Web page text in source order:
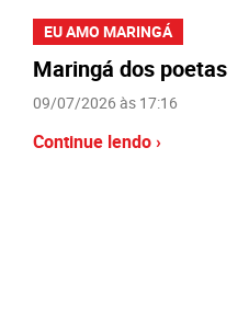
EU AMO MARINGÁ
Maringá dos poetas
09/07/2026 às 17:16
Continue lendo ›